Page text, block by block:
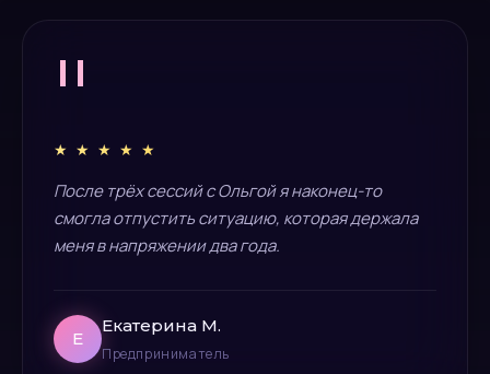
"
★ ★ ★ ★ ★
После трёх сессий с Ольгой я наконец-то
смогла отпустить ситуацию, которая держала
меня в напряжении два года.
Е
Екатерина М.
Предприниматель